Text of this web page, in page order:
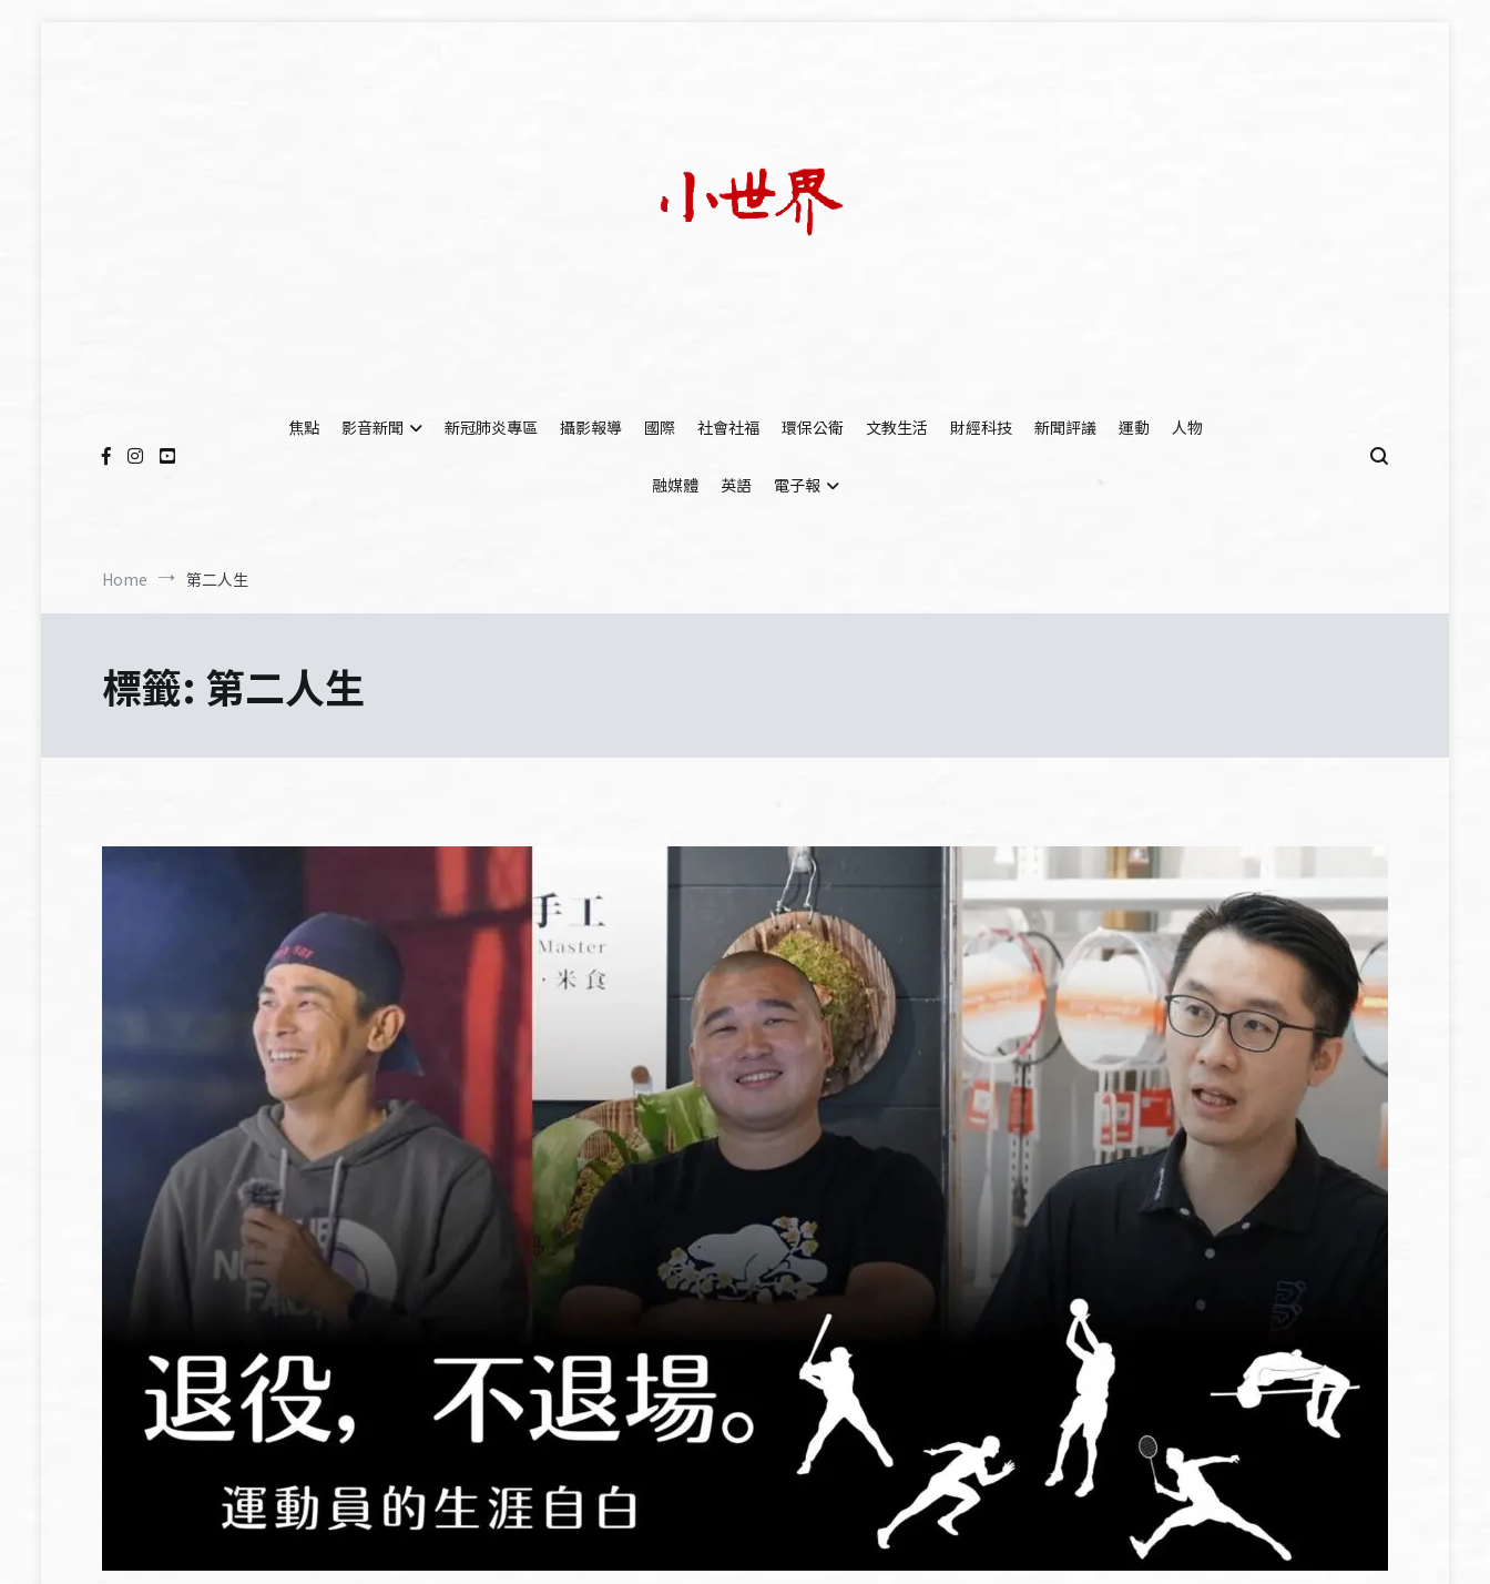
焦點
影音新聞 新冠肺炎專區 攝影報導 國際 社會社福 環保公衛 文教生活 財經科技 新聞評議 運動 人物
融媒體 英語 電子報
Home 第二人生
標籤: 第二人生